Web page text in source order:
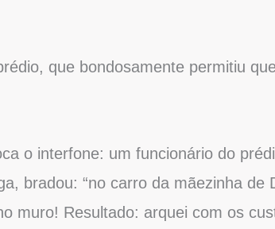
que bondosamente permitiu
o interfone: um funcionário do
bradou: “no carro da mãezinha
muro! Resultado: arquei com os